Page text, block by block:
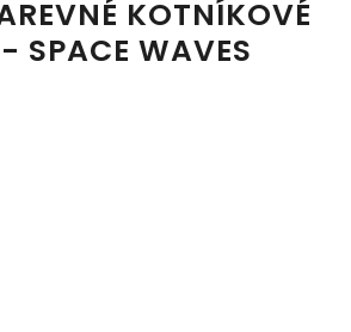
KOTNÍKOVÉ
SPACE WAVES